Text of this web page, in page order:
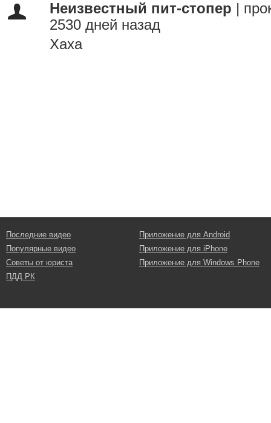
Неизвестный пит-стопер
2530 дней назад
Xaxa
Последние видео
Популярные видео
Советы от юриста
ПДД РК
Приложение для Android
Приложение для iPhone
Приложение для Windows Phone